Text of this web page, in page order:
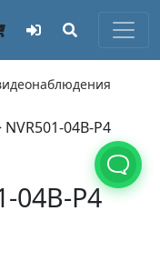
NVR501-04B-P4
04B-P4